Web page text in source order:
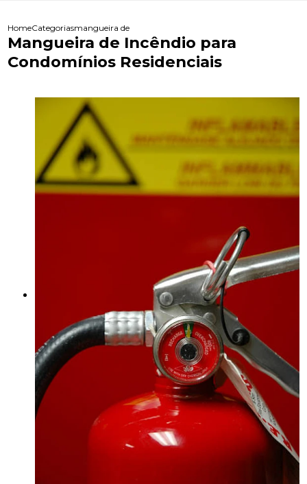
HomeCategoriasmangueira de incendio para condominios residenciais
Mangueira de Incêndio para
Condomínio​s Residenciais